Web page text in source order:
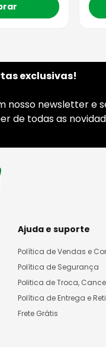
exclusivas!
nosso newsletter e
de todas as
Ajuda e suporte
Política de Vendas e
Política de Segurança
Politica de Troca,
Política de Entrega e
Frete Grátis